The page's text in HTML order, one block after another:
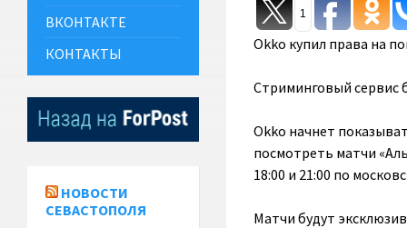
1
Okko купил права на
Стриминговый сервис
Okko начнет
посмотреть матчи
18:00 и 21:00 по
Матчи будут
ВКОНТАКТЕ
КОНТАКТЫ
НОВОСТИ
СЕВАСТОПОЛЯ